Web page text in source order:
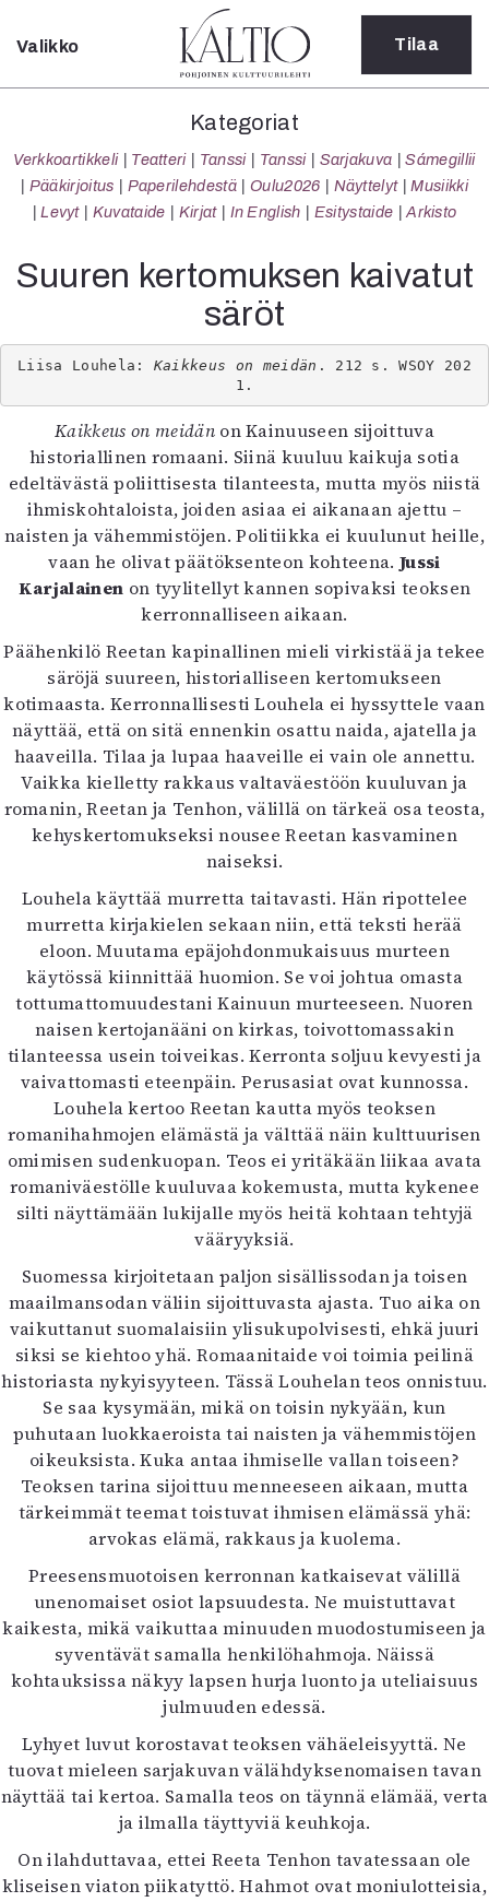
Sulje
Kategoriat
Verkkoartikkeli
Teatteri
Tanssi
Sarjakuva
Sámegillii
Pääkirjoitus
Paperilehdestä
Oulu2026
Näyttelyt
Musiikki
Levyt
Kuvataide
Kirjat
In English
Esitystaide
Arkisto
4/2026
2–3/2026
1/2026
6/2025
5/2025 saame
5/2025
Lehtiarkisto
Tilaus ja irtonumerot
Yhteistyössä
Toimitus
Mediatiedot
Kaltio ry
Valikko Tilaa
Kategoriat
Verkkoartikkeli Teatteri Tanssi Tanssi Sarjakuva
Sámegillii
Pääkirjoitus
Paperilehdestä Oulu2026 Näyttelyt
Musiikki
Levyt
Kuvataide Kirjat In English Esitystaide Arkisto
Suuren kertomuksen kaivatut
säröt
Liisa Louhela: Kaikkeus on meidän . 212 s. WSOY 202
Kaikkeus on meidän on Kainuuseen sijoittuva
historiallinen romaani. Siinä kuuluu kaikuja sotia
edeltävästä poliittisesta tilanteesta, mutta myös niistä
ihmiskohtaloista, joiden asiaa ei aikanaan ajettu –
naisten ja vähemmistöjen. Politiikka ei kuulunut heille,
vaan he olivat päätöksenteon kohteena. Jussi
Karjalainen on tyylitellyt kannen sopivaksi teoksen
kerronnalliseen aikaan.
Päähenkilö Reetan kapinallinen mieli virkistää ja tekee
säröjä suureen, historialliseen kertomukseen
kotimaasta. Kerronnallisesti Louhela ei hyssyttele vaan
näyttää, että on sitä ennenkin osattu naida, ajatella ja
haaveilla. Tilaa ja lupaa haaveille ei vain ole annettu.
Vaikka kielletty rakkaus valtaväestöön kuuluvan ja
romanin, Reetan ja Tenhon, välillä on tärkeä osa teosta,
kehyskertomukseksi nousee Reetan kasvaminen
naiseksi.
Louhela käyttää murretta taitavasti. Hän ripottelee
murretta kirjakielen sekaan niin, että teksti herää
eloon. Muutama epäjohdonmukaisuus murteen
käytössä kiinnittää huomion. Se voi johtua omasta
tottumattomuudestani Kainuun murteeseen. Nuoren
naisen kertojanääni on kirkas, toivottomassakin
tilanteessa usein toiveikas. Kerronta soljuu kevyesti ja
vaivattomasti eteenpäin. Perusasiat ovat kunnossa.
Louhela kertoo Reetan kautta myös teoksen
romanihahmojen elämästä ja välttää näin kulttuurisen
omimisen sudenkuopan. Teos ei yritäkään liikaa avata
romaniväestölle kuuluvaa kokemusta, mutta kykenee
silti näyttämään lukijalle myös heitä kohtaan tehtyjä
vääryyksiä.
Suomessa kirjoitetaan paljon sisällissodan ja toisen
maailmansodan väliin sijoittuvasta ajasta. Tuo aika on
vaikuttanut suomalaisiin ylisukupolvisesti, ehkä juuri
siksi se kiehtoo yhä. Romaanitaide voi toimia peilinä
historiasta nykyisyyteen. Tässä Louhelan teos onnistuu.
Se saa kysymään, mikä on toisin nykyään, kun
puhutaan luokkaeroista tai naisten ja vähemmistöjen
oikeuksista. Kuka antaa ihmiselle vallan toiseen?
Teoksen tarina sijoittuu menneeseen aikaan, mutta
tärkeimmät teemat toistuvat ihmisen elämässä yhä:
arvokas elämä, rakkaus ja kuolema.
Preesensmuotoisen kerronnan katkaisevat välillä
unenomaiset osiot lapsuudesta. Ne muistuttavat
kaikesta, mikä vaikuttaa minuuden muodostumiseen ja
syventävät samalla henkilöhahmoja. Näissä
kohtauksissa näkyy lapsen hurja luonto ja uteliaisuus
julmuuden edessä.
Lyhyet luvut korostavat teoksen vähäeleisyyttä. Ne
tuovat mieleen sarjakuvan välähdyksenomaisen tavan
näyttää tai kertoa. Samalla teos on täynnä elämää, verta
ja ilmalla täyttyviä keuhkoja.
On ilahduttavaa, ettei Reeta Tenhon tavatessaan ole
kliseisen viaton piikatyttö. Hahmot ovat moniulotteisia,